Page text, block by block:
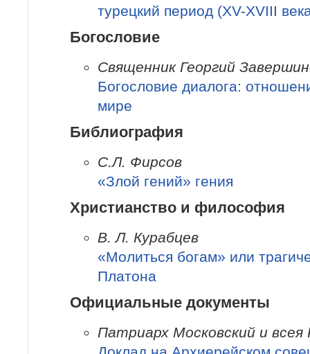
турецкий период (XV-XVIII
Богословие
Священник Георгий
Богословие диалога:
мире
Библиография
С.Л. Фирсов
«Злой гений» гения
Христианство и философия
В. Л. Курабцев
«Молиться богам» или
Платона
Официальные документы
Патриарх Московский и